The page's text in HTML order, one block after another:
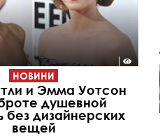
НОВИНИ
и Эмма Уотсон
душевной
без дизайнерских
вещей